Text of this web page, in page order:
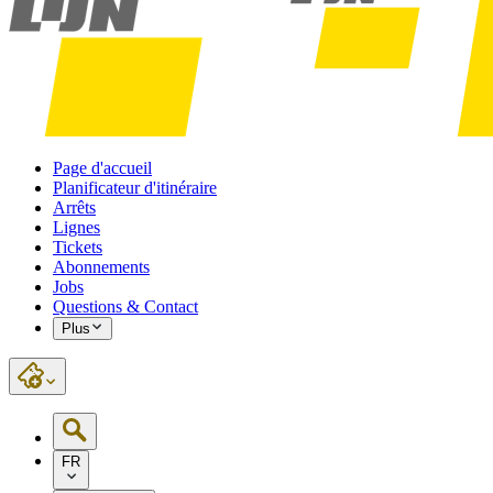
Page d'accueil
Planificateur d'itinéraire
Arrêts
Lignes
Tickets
Abonnements
Jobs
Questions & Contact
Plus
FR